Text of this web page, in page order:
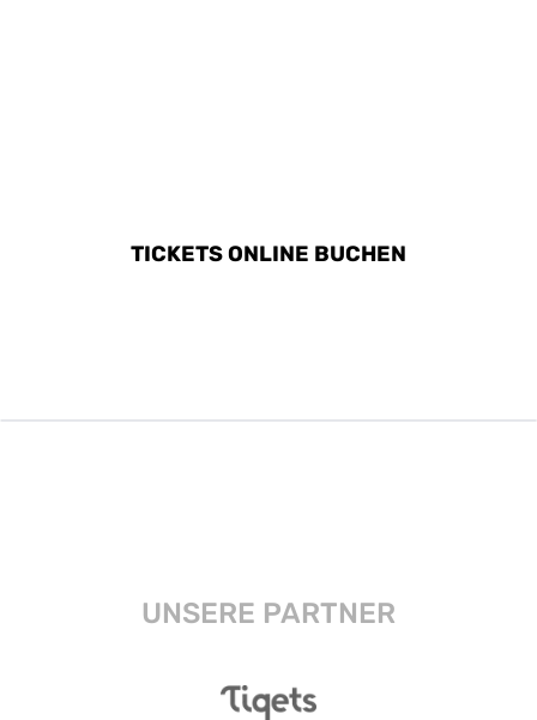
TICKETS ONLINE BUCHEN
UNSERE PARTNER